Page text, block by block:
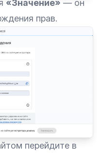
«Значение» — он
прав.
перейдите в